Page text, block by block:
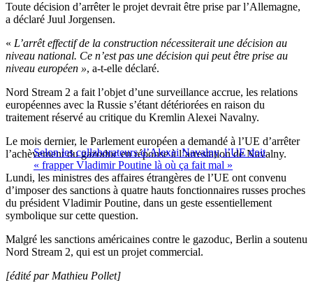
Toute décision d’arrêter le projet devrait être prise par l’Allemagne,
a déclaré Juul Jorgensen.
« L’arrêt effectif de la construction nécessiterait une décision au
niveau national. Ce n’est pas une décision qui peut être prise au
niveau européen », a-t-elle déclaré.
Nord Stream 2 a fait l’objet d’une surveillance accrue, les relations
européennes avec la Russie s’étant détériorées en raison du
traitement réservé au critique du Kremlin Alexei Navalny.
Selon les collaborateurs d’Alexei Navalny, l’UE doit
« frapper Vladimir Poutine là où ça fait mal »
Le mois dernier, le Parlement européen a demandé à l’UE d’arrêter
l’achèvement du gazoduc en réponse à l’arrestation de Navalny.
Lundi, les ministres des affaires étrangères de l’UE ont convenu
d’imposer des sanctions à quatre hauts fonctionnaires russes proches
du président Vladimir Poutine, dans un geste essentiellement
symbolique sur cette question.
Malgré les sanctions américaines contre le gazoduc, Berlin a soutenu
Nord Stream 2, qui est un projet commercial.
[édité par Mathieu Pollet]